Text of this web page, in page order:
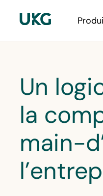
content
fr-
CA
Un
la
main-